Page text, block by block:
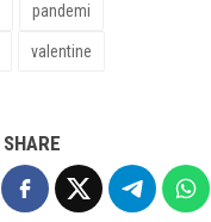
pandemi
valentine
SHARE